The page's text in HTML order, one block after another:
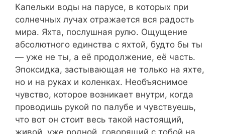
Капельки воды на парусе, в которых при
солнечных лучах отражается вся радость
мира. Яхта, послушная рулю. Ощущение
абсолютного единства с яхтой, будто бы ты
— уже не ты, а её продолжение, её часть.
Эпоксидка, застывающая не только на яхте,
но и на руках и коленках. Необъяснимое
чувство, которое возникает внутри, когда
проводишь рукой по палубе и чувствуешь,
что вот он стоит весь такой настоящий,
живой, уже родной, говорящий с тобой на